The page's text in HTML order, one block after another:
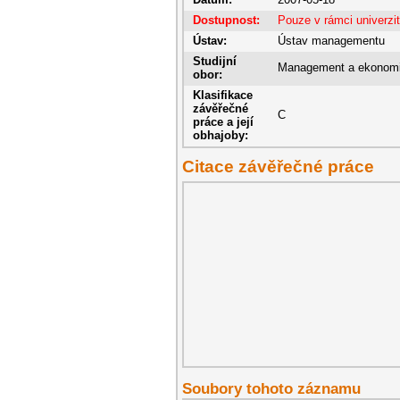
Dostupnost:
Pouze v rámci
Ústav:
Ústav managementu
Studijní
obor:
Management a
Klasifikace
závěřečné
práce a její
obhajoby:
C
Citace závěřečné práce
Soubory tohoto záznamu